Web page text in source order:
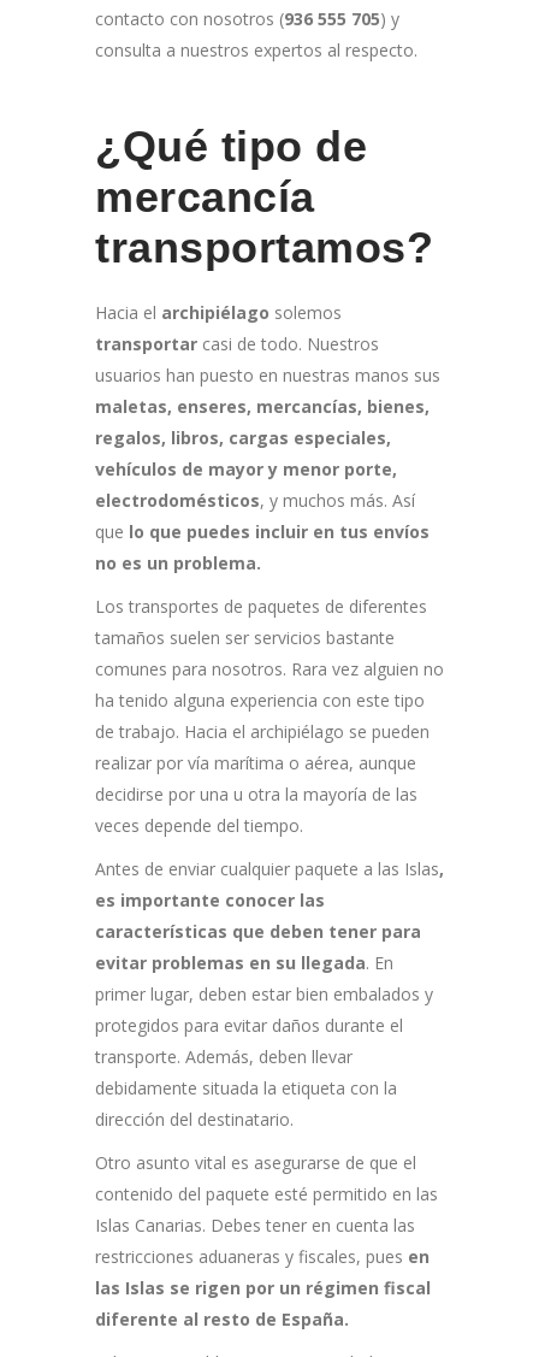
contacto con nosotros (936 555 705) y
consulta a nuestros expertos al respecto.
¿Qué tipo de
mercancía
transportamos?
Hacia el archipiélago solemos
transportar casi de todo. Nuestros
usuarios han puesto en nuestras manos sus
maletas, enseres, mercancías, bienes,
regalos, libros, cargas especiales,
vehículos de mayor y menor porte,
electrodomésticos, y muchos más. Así
que lo que puedes incluir en tus envíos
no es un problema.
Los transportes de paquetes de diferentes
tamaños suelen ser servicios bastante
comunes para nosotros. Rara vez alguien no
ha tenido alguna experiencia con este tipo
de trabajo. Hacia el archipiélago se pueden
realizar por vía marítima o aérea, aunque
decidirse por una u otra la mayoría de las
veces depende del tiempo.
Antes de enviar cualquier paquete a las Islas,
es importante conocer las
características que deben tener para
evitar problemas en su llegada. En
primer lugar, deben estar bien embalados y
protegidos para evitar daños durante el
transporte. Además, deben llevar
debidamente situada la etiqueta con la
dirección del destinatario.
Otro asunto vital es asegurarse de que el
contenido del paquete esté permitido en las
Islas Canarias. Debes tener en cuenta las
restricciones aduaneras y fiscales, pues en
las Islas se rigen por un régimen fiscal
diferente al resto de España.